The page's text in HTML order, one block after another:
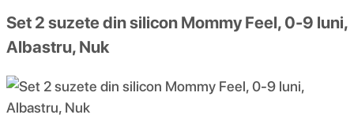
Set 2 suzete din silicon Mommy Feel, 0-9 luni,
Albastru, Nuk